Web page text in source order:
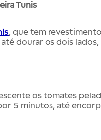
Tunis
, que tem
dourar os dois
os tomates
5 minutos, até